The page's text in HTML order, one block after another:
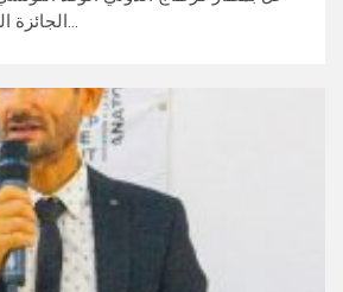
الجائزة الكبرى بباريس و قد تم…